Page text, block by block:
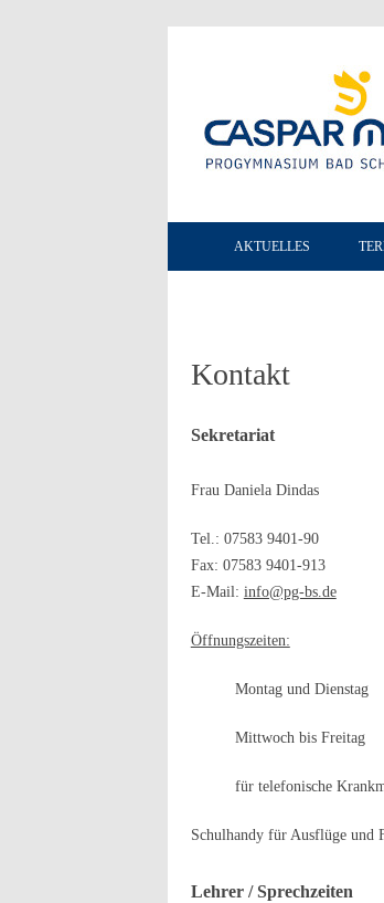
AKTUELLES
Kontakt
Sekretariat
Frau Daniela Dindas
Tel.: 07583 9401-90
Fax: 07583 9401-913
E-Mail: info@pg-bs.de
Öffnungszeiten:
Montag und
Mittwoch bis
für telefonische
Schulhandy für Ausflüge und
Lehrer / Sprechzeiten